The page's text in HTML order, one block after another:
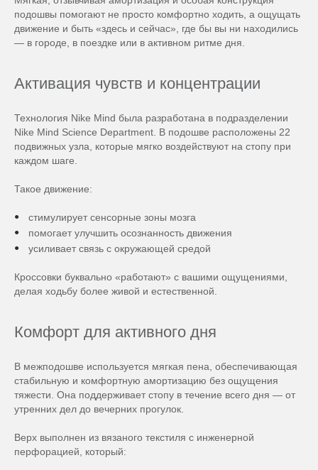
подошвы помогают не просто комфортно ходить, а ощущать
движение и быть «здесь и сейчас», где бы вы ни находились
— в городе, в поездке или в активном ритме дня.
Активация чувств и концентрации
Технология Nike Mind была разработана в подразделении
Nike Mind Science Department. В подошве расположены 22
подвижных узла, которые мягко воздействуют на стопу при
каждом шаге.
Такое движение:
стимулирует сенсорные зоны мозга
помогает улучшить осознанность движения
усиливает связь с окружающей средой
Кроссовки буквально «работают» с вашими ощущениями,
делая ходьбу более живой и естественной.
Комфорт для активного дня
В межподошве используется мягкая пена, обеспечивающая
стабильную и комфортную амортизацию без ощущения
тяжести. Она поддерживает стопу в течение всего дня — от
утренних дел до вечерних прогулок.
Верх выполнен из вязаного текстиля с инженерной
перфорацией, который: